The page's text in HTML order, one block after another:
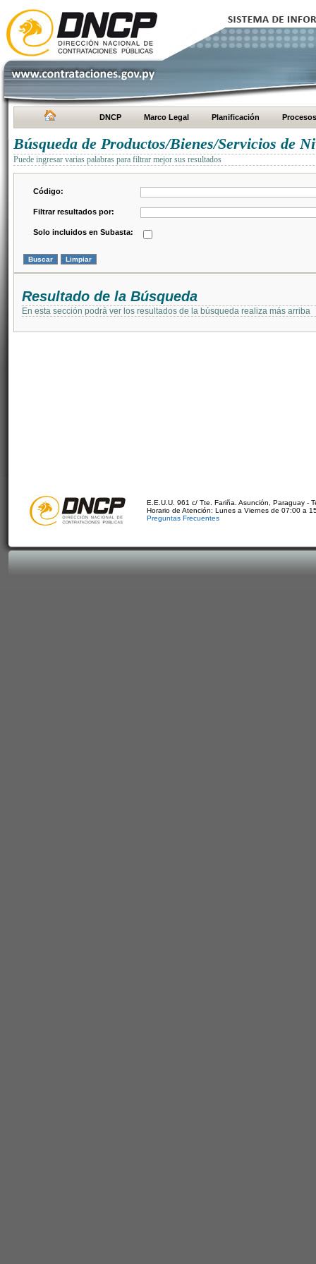
DNCP Marco Legal Planificación Procesos
Búsqueda de Productos/Bienes/Servicios de
Puede ingresar varias palabras para filtrar mejor sus resultados
Código:
Filtrar resultados por:
Solo incluidos en Subasta:
Resultado de la Búsqueda
En esta sección podrá ver los resultados de la búsqueda realiza más arriba
E.E.U.U. 961 c/ Tte. Fariña. Asunción, Paraguay -
Horario de Atención: Lunes a Viernes de 07:00 a
Preguntas Frecuentes